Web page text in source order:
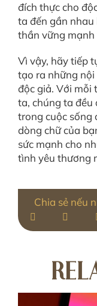
đích thực cho
ta đến gần
thần vững mạnh
Vì vậy, hãy tiếp
tạo ra những
độc giả. Với mỗi
ta, chúng ta đều
trong cuộc sống
dòng chữ của
sức mạnh cho
tình yêu thương
Chia sẻ nếu